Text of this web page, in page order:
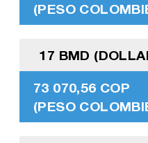
(PESO
17 BMD
73 070,56 COP
(PESO